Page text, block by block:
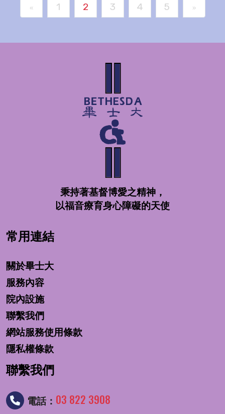
« 1 2 3 4 5 »
秉持著基督博愛之精神，
以福音療育身心障礙的天使
常用連結
關於畢士大
服務內容
院內設施
聯繫我們
網站服務使用條款
隱私權條款
聯繫我們
電話： 03 822 3908